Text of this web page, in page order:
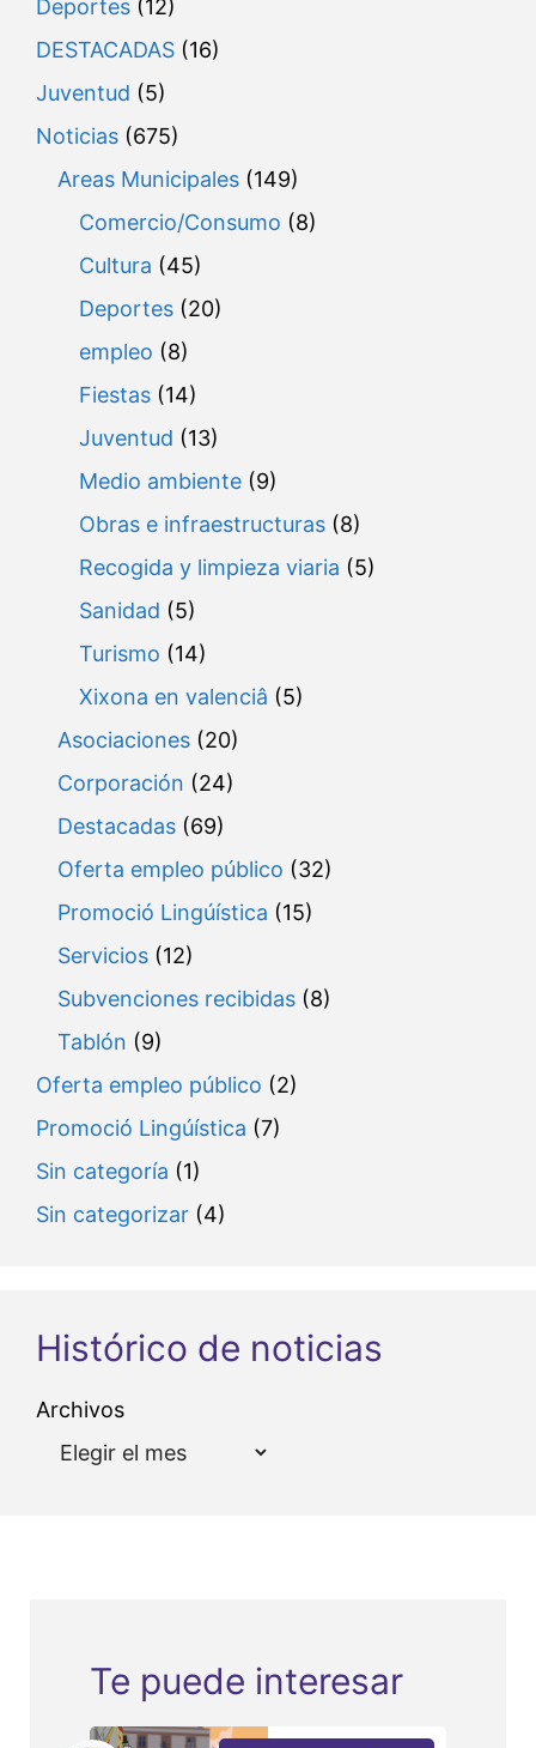
Deportes (12)
DESTACADAS (16)
Juventud (5)
Noticias (675)
Areas Municipales (149)
Comercio/Consumo (8)
Cultura (45)
Deportes (20)
empleo (8)
Fiestas (14)
Juventud (13)
Medio ambiente (9)
Obras e infraestructuras (8)
Recogida y limpieza viaria (5)
Sanidad (5)
Turismo (14)
Xixona en valenciâ (5)
Asociaciones (20)
Corporación (24)
Destacadas (69)
Oferta empleo público (32)
Promoció Lingúística (15)
Servicios (12)
Subvenciones recibidas (8)
Tablón (9)
Oferta empleo público (2)
Promoció Lingúística (7)
Sin categoría (1)
Sin categorizar (4)
Histórico de noticias
Archivos
Te puede interesar